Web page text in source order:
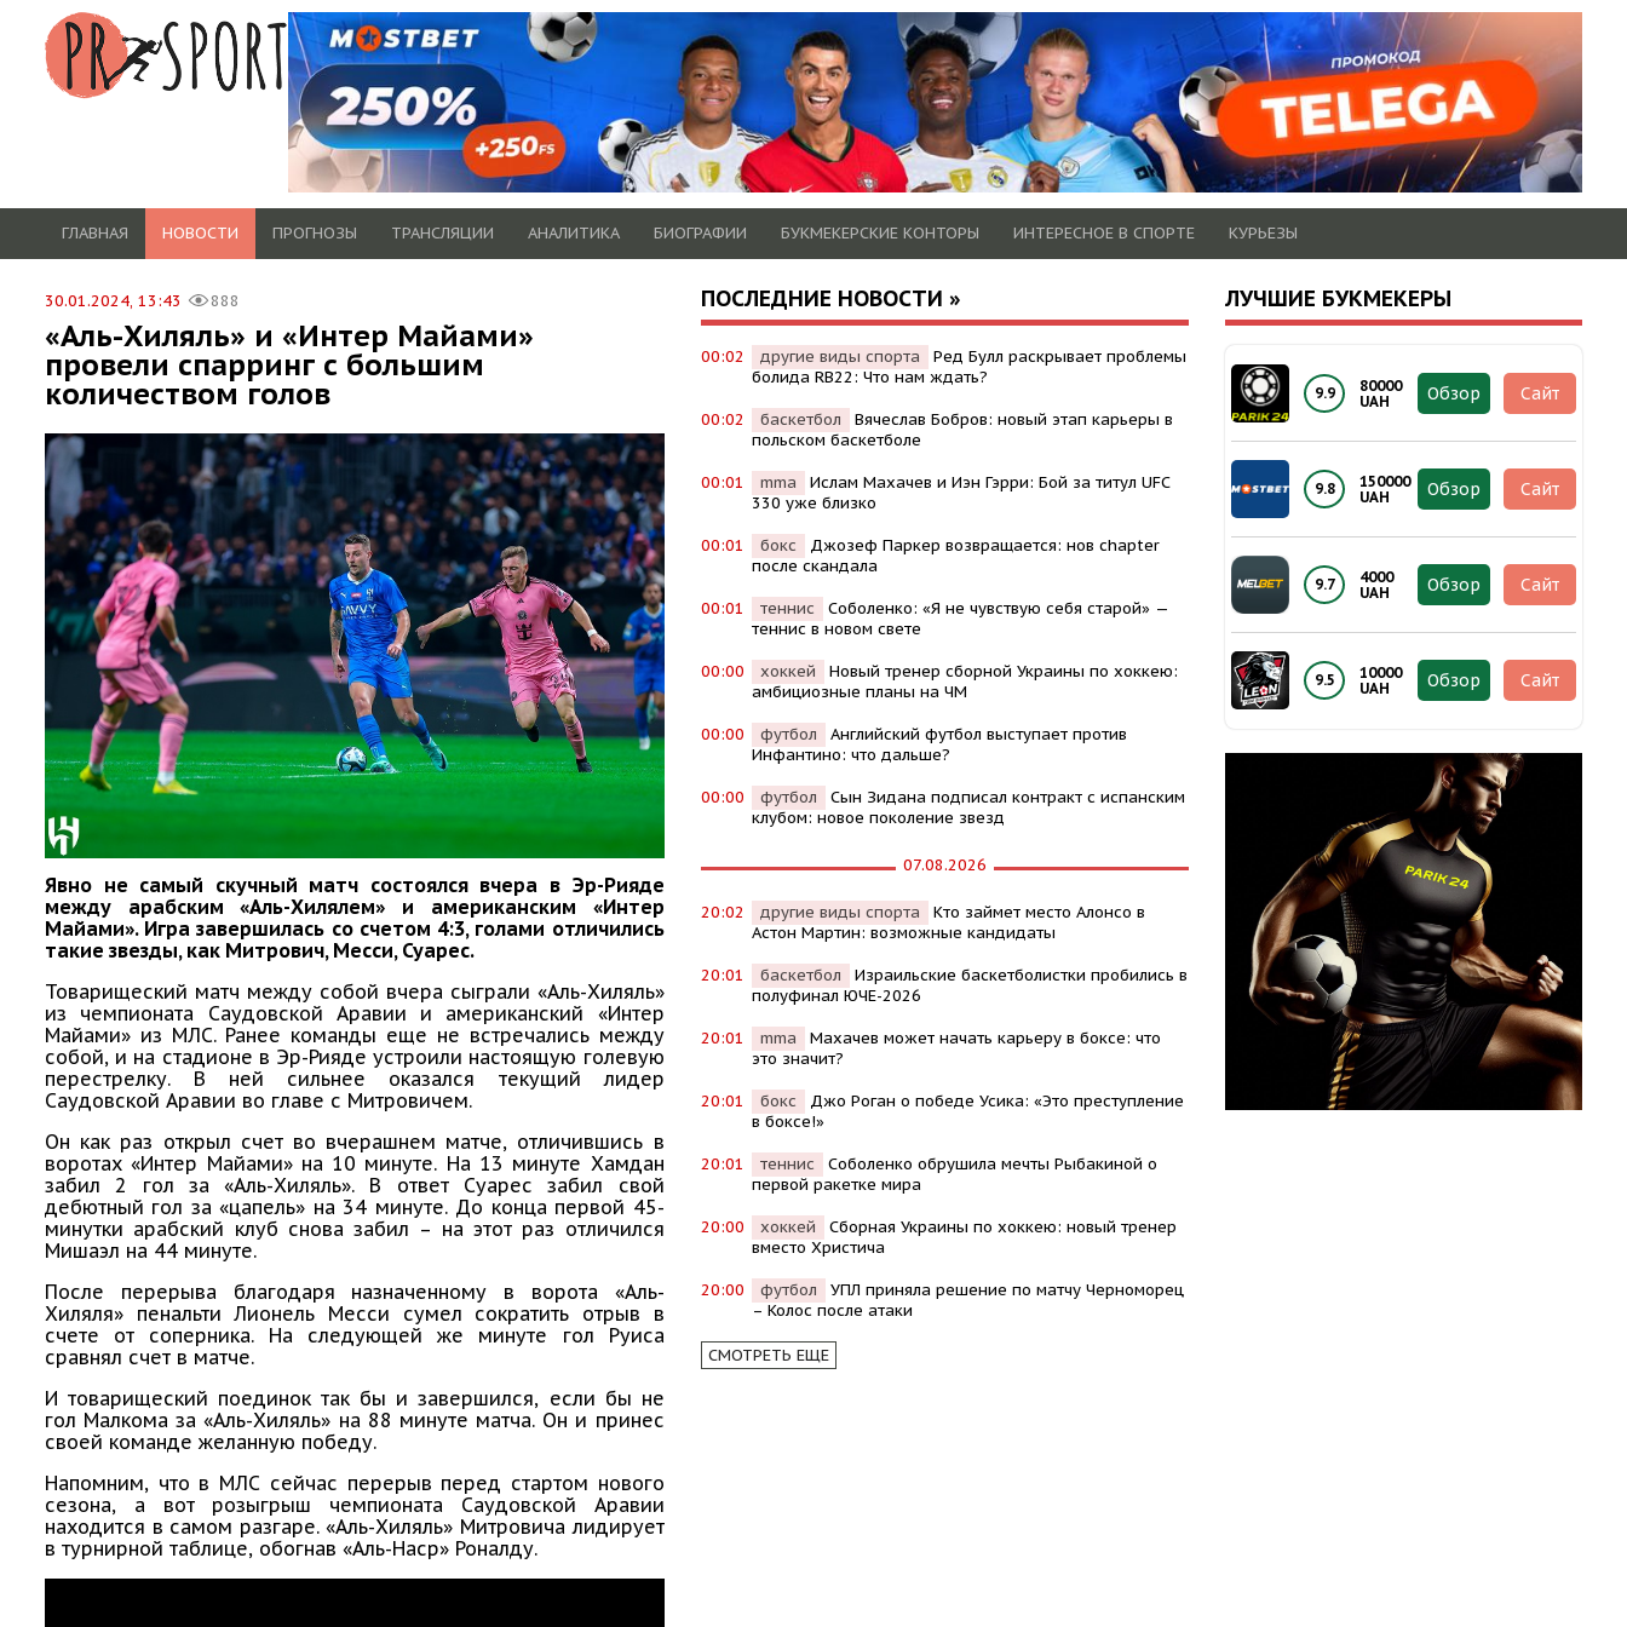
ГЛАВНАЯ НОВОСТИ ПРОГНОЗЫ ТРАНСЛЯЦИИ АНАЛИТИКА БИОГРАФИИ БУКМЕКЕРСКИЕ КОНТОРЫ ИНТЕРЕСНОЕ В СПОРТЕ КУРЬЕЗЫ
30.01.2024, 13:43 888
«Аль-Хиляль» и «Интер Майами»
провели спарринг с большим
количеством голов
Явно не самый скучный матч состоялся вчера в Эр-Рияде
между арабским «Аль-Хилялем» и американским «Интер
Майами». Игра завершилась со счетом 4:3, голами отличились
такие звезды, как Митрович, Месси, Суарес.
Товарищеский матч между собой вчера сыграли «Аль-Хиляль»
из чемпионата Саудовской Аравии и американский «Интер
Майами» из МЛС. Ранее команды еще не встречались между
собой, и на стадионе в Эр-Рияде устроили настоящую голевую
перестрелку. В ней сильнее оказался текущий лидер
Саудовской Аравии во главе с Митровичем.
Он как раз открыл счет во вчерашнем матче, отличившись в
воротах «Интер Майами» на 10 минуте. На 13 минуте Хамдан
забил 2 гол за «Аль-Хиляль». В ответ Суарес забил свой
дебютный гол за «цапель» на 34 минуте. До конца первой 45-
минутки арабский клуб снова забил – на этот раз отличился
Мишаэл на 44 минуте.
После перерыва благодаря назначенному в ворота «Аль-
Хиляля» пенальти Лионель Месси сумел сократить отрыв в
счете от соперника. На следующей же минуте гол Руиса
сравнял счет в матче.
И товарищеский поединок так бы и завершился, если бы не
гол Малкома за «Аль-Хиляль» на 88 минуте матча. Он и принес
своей команде желанную победу.
Напомним, что в МЛС сейчас перерыв перед стартом нового
сезона, а вот розыгрыш чемпионата Саудовской Аравии
находится в самом разгаре. «Аль-Хиляль» Митровича лидирует
в турнирной таблице, обогнав «Аль-Наср» Роналду.
ПОСЛЕДНИЕ НОВОСТИ »
00:02 другие виды спорта
Ред Булл раскрывает проблемы
болида RB22: Что нам ждать?
00:02 баскетбол
Вячеслав Бобров: новый этап карьеры в
польском баскетболе
00:01 mma
Ислам Махачев и Иэн Гэрри: Бой за титул UFC
330 уже близко
00:01 бокс
Джозеф Паркер возвращается: нов chapter
после скандала
00:01 теннис
Соболенко: «Я не чувствую себя старой» —
теннис в новом свете
00:00 хоккей
Новый тренер сборной Украины по хоккею:
амбициозные планы на ЧМ
00:00 футбол
Английский футбол выступает против
Инфантино: что дальше?
00:00 футбол
Сын Зидана подписал контракт с испанским
клубом: новое поколение звезд
07.08.2026
20:02 другие виды спорта
Кто займет место Алонсо в
Астон Мартин: возможные кандидаты
20:01 баскетбол
Израильские баскетболистки пробились в
полуфинал ЮЧЕ-2026
20:01 mma
Махачев может начать карьеру в боксе: что
это значит?
20:01 бокс
Джо Роган о победе Усика: «Это преступление
в боксе!»
20:01 теннис
Соболенко обрушила мечты Рыбакиной о
первой ракетке мира
20:00 хоккей
Сборная Украины по хоккею: новый тренер
вместо Христича
20:00 футбол
УПЛ приняла решение по матчу Черноморец
– Колос после атаки
СМОТРЕТЬ ЕЩЕ
ЛУЧШИЕ БУКМЕКЕРЫ
9.9
80000
UAH
Обзор Сайт
9.8
150000
UAH
Обзор Сайт
9.7
4000
UAH
Обзор Сайт
9.5
10000
UAH
Обзор Сайт